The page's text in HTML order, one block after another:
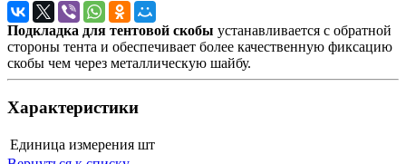
Подкладка для тентовой скобы устанавливается с обратной
стороны тента и обеспечивает более качественную фиксацию
скобы чем через металлическую шайбу.
Характеристики
Единица измерения шт